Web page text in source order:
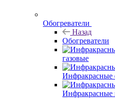
Обогреватели
Назад
Обогреватели
газовые
Инфракрасные
Инфракрасные